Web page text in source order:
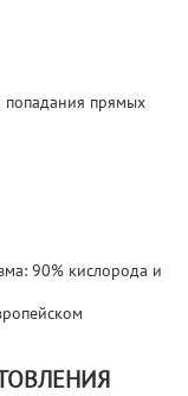
попадания прямых
90% кислорода и